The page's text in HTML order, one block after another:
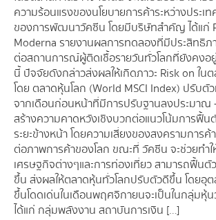
ความร้อนแรงของนโยบายการค้าระหว่างประเ
ของการพัฒนาวัคซีน โดยมีบริษัทสำคัญ ได้แก่
Moderna รายงานผลการทดลองที่มีประสิทธิ
ต่อสถานการณ์ผู้ติดเชื้อรายวันทั่วโลกที่ยังคงอ
นี้ ปัจจัยดังกล่าวส่งผลให้เกิดภาวะ Risk on ใน
โดย ตลาดหุ้นโลก (World MSCI Index) ปรับตั
จากเดือนก่อนหน้าที่มีการปรับฐานลงประมาณ
สร้างความคาดหวังเชิงบวกต่อแนวโน้มการฟื้น
ระยะข้างหน้า โดยความเสี่ยงของสงครามการ
ต่อภาพการค้าของโลก ขณะที่ วัคซีน จะช่วยทำ
เศรษฐกิจต่างๆและการท่องเที่ยว สามารถฟื้น
ขึ้น ส่งผลให้ตลาดหุ้นทั่วโลกปรับตัวดีขึ้น โดยอุ
ขึ้นโดดเด่นในเดือนพฤศจิกายนจะเป็นในกลุ่มหุ้
ได้แก่ กลุ่มพลังงาน สถาบันการเงิน […]